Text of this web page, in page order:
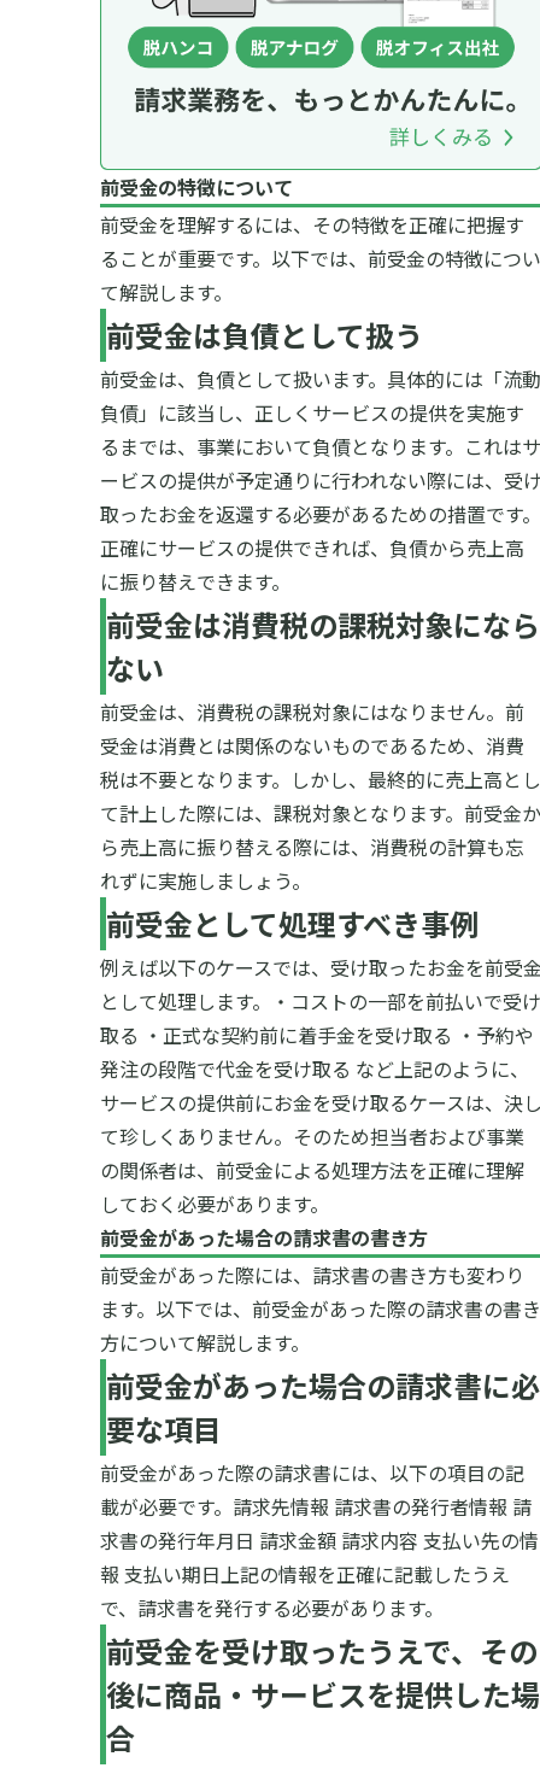
前受金の特徴について
前受金を理解するには、その特徴を正確に把握す
ることが重要です。以下では、前受金の特徴につい
て解説します。
前受金は負債として扱う
前受金は、負債として扱います。具体的には「流動
負債」に該当し、正しくサービスの提供を実施す
るまでは、事業において負債となります。これはサ
ービスの提供が予定通りに行われない際には、受
取ったお金を返還する必要があるための措置です。
正確にサービスの提供できれば、負債から売上高
に振り替えできます。
前受金は消費税の課税対象になら
ない
前受金は、消費税の課税対象にはなりません。前
受金は消費とは関係のないものであるため、消費
税は不要となります。しかし、最終的に売上高とし
て計上した際には、課税対象となります。前受金か
ら売上高に振り替える際には、消費税の計算も忘
れずに実施しましょう。
前受金として処理すべき事例
例えば以下のケースでは、受け取ったお金を前受
として処理します。
・コストの一部を前払いで受け
取る ・正式な契約前に着手金を受け取る ・予約や
発注の段階で代金を受け取る など上記のように、
サービスの提供前にお金を受け取るケースは、決
て珍しくありません。そのため担当者および事業
の関係者は、前受金による処理方法を正確に理解
しておく必要があります。
前受金があった場合の請求書の書き方
前受金があった際には、請求書の書き方も変わり
ます。以下では、前受金があった際の請求書の書き
方について解説します。
前受金があった場合の請求書に必
要な項目
前受金があった際の請求書には、以下の項目の記
載が必要です。 請求先情報 請求書の発行者情報 請
求書の発行年月日 請求金額 請求内容 支払い先の情
報 支払い期日上記の情報を正確に記載したうえ
で、請求書を発行する必要があります。
前受金を受け取ったうえで、その
後に商品・サービスを提供した場
合